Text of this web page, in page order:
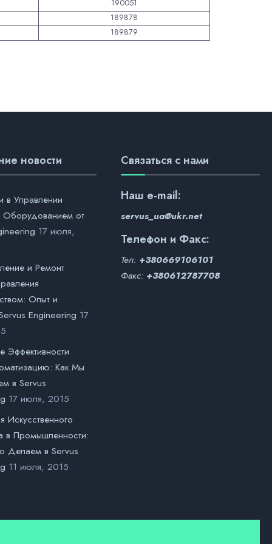
190051
189878
189879
новости
в Управлении
от
17 июля,
и Ремонт
Опыт и
Engineering 17
Эффективности
Как Мы
в Servus
17 июля, 2015
Искусственного
в Промышленности:
Делаем в Servus
11 июля, 2015
Связаться с нами
Наш e-mail:
servus_ua@ukr.net
Телефон и Факс:
Тел: +380669106101
Факс: +380612787708